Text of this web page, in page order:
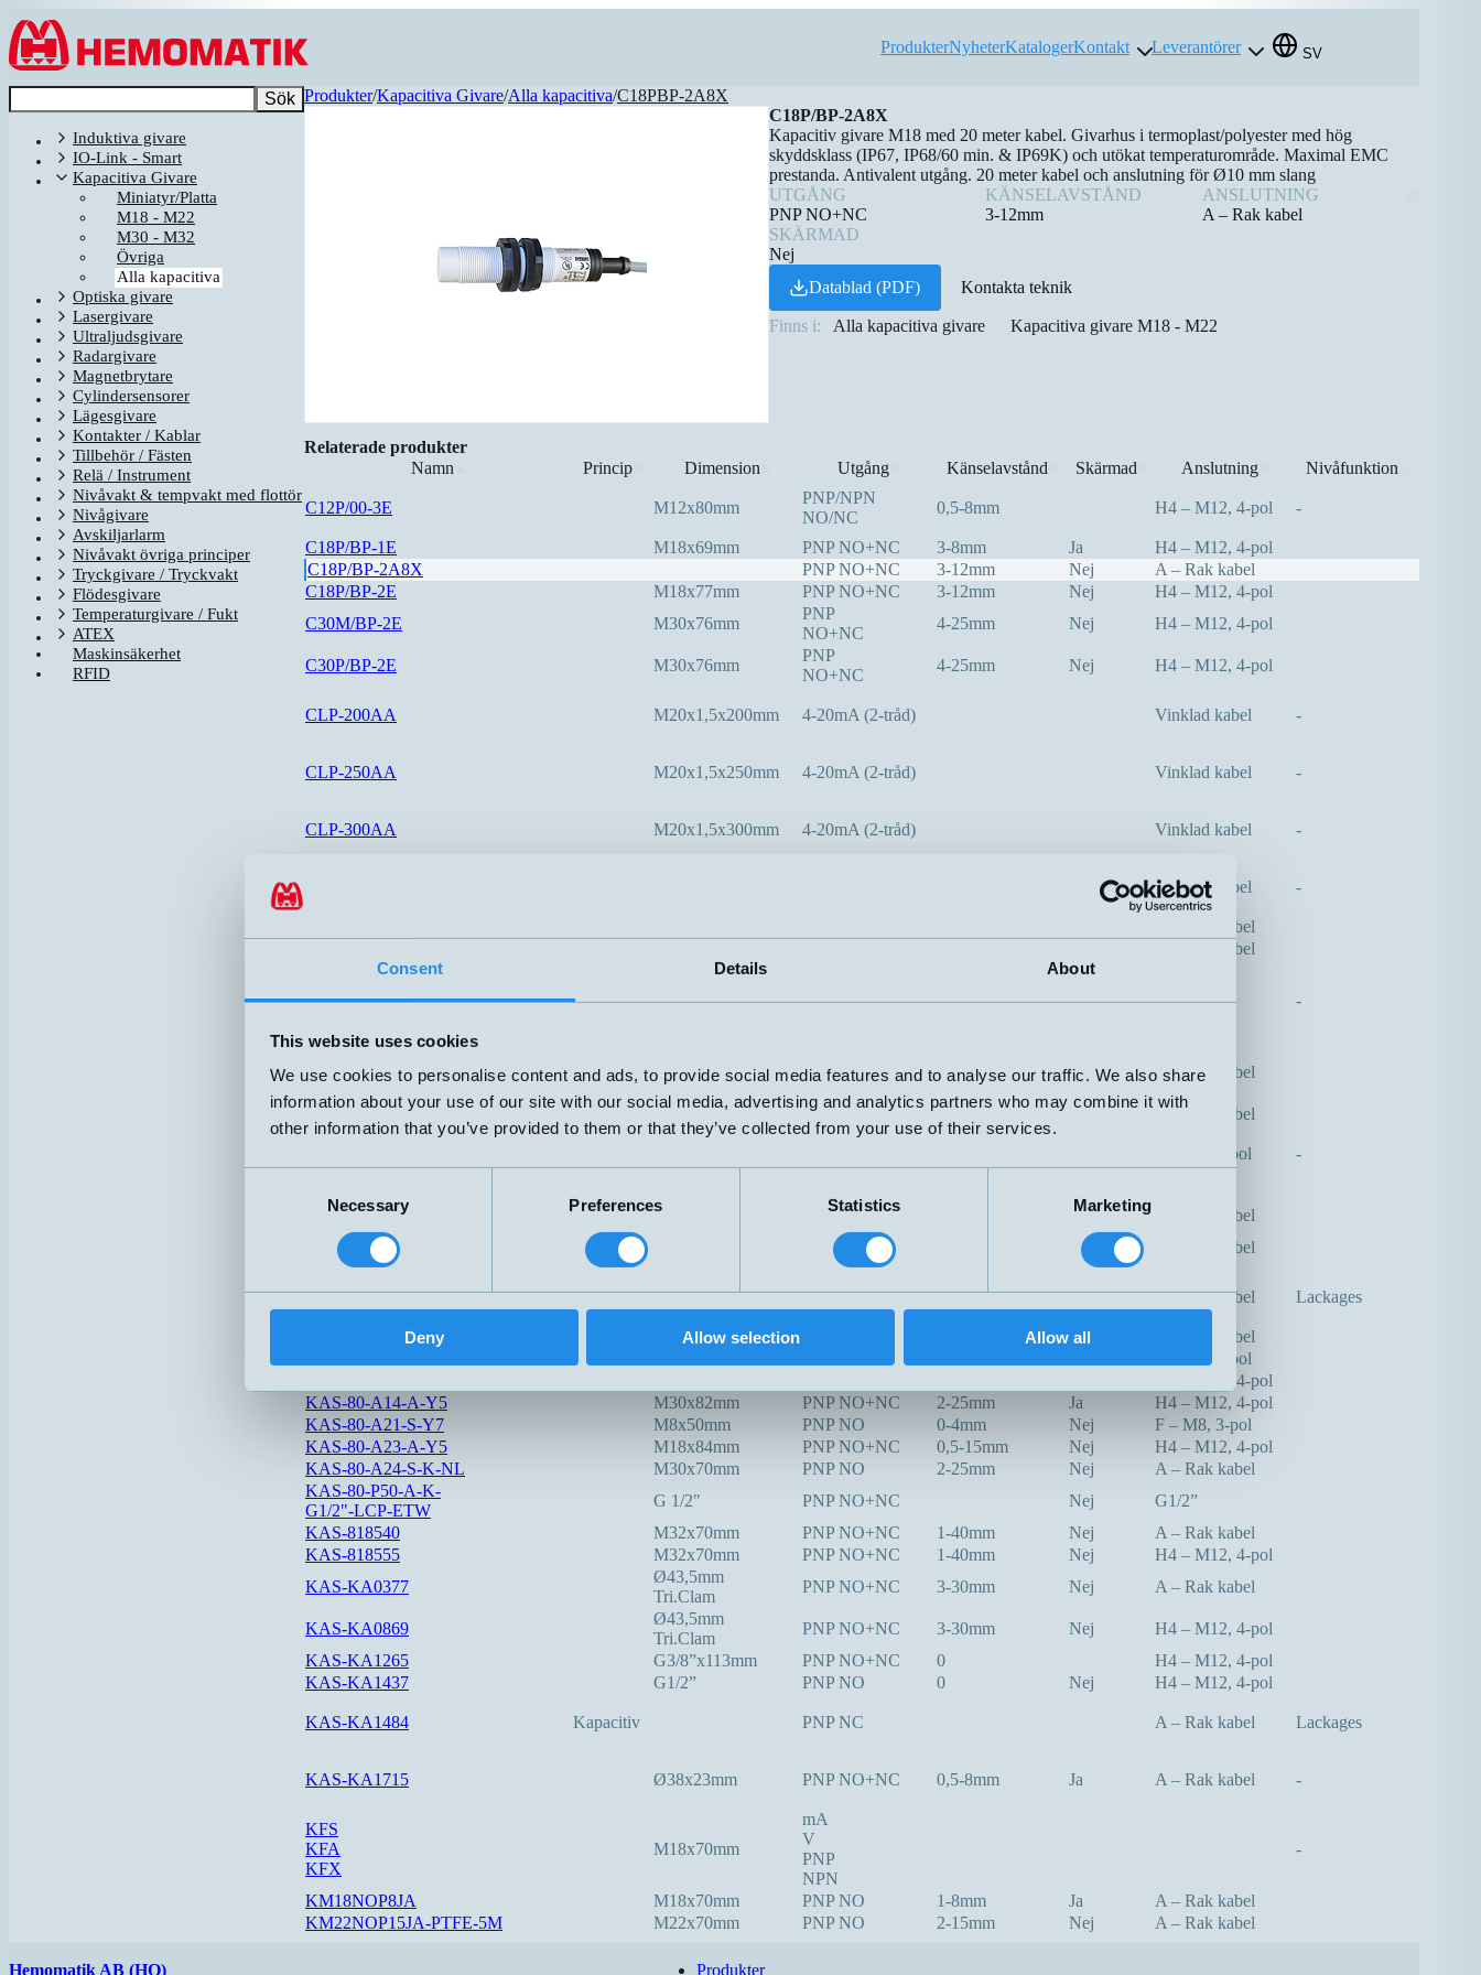
Consent Details About
This website uses cookies
We use cookies to personalise content and ads, to provide social media features and to analyse our traffic. We also share
information about your use of our site with our social media, advertising and analytics partners who may combine it with
other information that you’ve provided to them or that they’ve collected from your use of their services.
Necessary Preferences Statistics Marketing
Deny Allow selection Allow all
Hoppa till innehållet
ProdukterNyheterKatalogerKontakt Leverantörer SV
Sök
Induktiva givare
IO-Link - Smart
Kapacitiva Givare
Miniatyr/Platta
M18 - M22
M30 - M32
Övriga
Alla kapacitiva
Optiska givare
Lasergivare
Ultraljudsgivare
Radargivare
Magnetbrytare
Cylindersensorer
Lägesgivare
Kontakter / Kablar
Tillbehör / Fästen
Relä / Instrument
Nivåvakt & tempvakt med flottör
Nivågivare
Avskiljarlarm
Nivåvakt övriga principer
Tryckgivare / Tryckvakt
Flödesgivare
Temperaturgivare / Fukt
ATEX
Maskinsäkerhet
RFID
Produkter/Kapacitiva Givare/Alla kapacitiva/C18PBP-2A8X
C18P/BP-2A8X
Kapacitiv givare M18 med 20 meter kabel. Givarhus i termoplast/polyester med hög
skyddsklass (IP67, IP68/60 min. & IP69K) och utökat temperaturområde. Maximal EMC
prestanda. Antivalent utgång. 20 meter kabel och anslutning för Ø10 mm slang
UTGÅNG
PNP NO+NC
KÄNSELAVSTÅND
3-12mm
ANSLUTNING
A – Rak kabel
SKÄRMAD
Nej
Datablad (PDF)
Kontakta teknik
Finns i: Alla kapacitiva givare Kapacitiva givare M18 - M22
Relaterade produkter
Namn
Princip⇅ Dimension Utgång Känselavstånd Skärmad Anslutning⇅ Nivåfunktion
C12P/00-3E M12x80mm
PNP/NPN
NO/NC
0,5-8mm H4 – M12, 4-pol -
C18P/BP-1E M18x69mm PNP NO+NC 3-8mm Ja
H4 – M12, 4-pol
C18P/BP-2A8X
PNP NO+NC 3-12mm Nej
A – Rak kabel
C18P/BP-2E
M18x77mm PNP NO+NC 3-12mm Nej
H4 – M12, 4-pol
C30M/BP-2E
M30x76mm
PNP
NO+NC
4-25mm Nej H4 – M12, 4-pol
C30P/BP-2E M30x76mm
PNP
NO+NC
4-25mm Nej H4 – M12, 4-pol
CLP-200AA M20x1,5x200mm 4-20mA (2-tråd) Vinklad kabel -
CLP-250AA M20x1,5x250mm 4-20mA (2-tråd) Vinklad kabel -
CLP-300AA M20x1,5x300mm 4-20mA (2-tråd) Vinklad kabel -
Vinklad kabel -
A – Rak kabel
A – Rak kabel
KFI
M18x70mm -
iDOL20-103275 69x100mm
20-280V
AC/DC
0-12mm Ja A – Rak kabel
iDOL27-105381 M30x117mm PNP NO+NC 0-20mm Nej A – Rak kabel
PNP/NPN
NO/NC
F – M8, 3-pol -
KAS-80-26-A-PTFE-1"-100C
G1"x113mm PNP NO+NC Nej
A – Rak kabel
KAS-80-26-A-PTFE-TRI-100C
PNP NO+NC Nej A – Rak kabel
KAS-80-30/EM-S-ETW Kapacitiv Ø30x14mm PNP NO 0-10mm Ja A – Rak kabel Lackages
KAS-80-35-A-M32-STEX M32x80mm Nej
A – Rak kabel
F – M8, 3-pol
H4 – M12, 4-pol
KAS-80-A14-A-Y5
M30x82mm PNP NO+NC 2-25mm Ja
H4 – M12, 4-pol
KAS-80-A21-S-Y7
M8x50mm PNP NO 0-4mm Nej
F – M8, 3-pol
KAS-80-A23-A-Y5
M18x84mm PNP NO+NC 0,5-15mm Nej
H4 – M12, 4-pol
KAS-80-A24-S-K-NL
M30x70mm PNP NO 2-25mm Nej
A – Rak kabel
KAS-80-P50-A-K-
G1/2"-LCP-ETW
G 1/2" PNP NO+NC Nej
G1/2”
KAS-818540
M32x70mm PNP NO+NC 1-40mm Nej
A – Rak kabel
KAS-818555
M32x70mm PNP NO+NC 1-40mm Nej
H4 – M12, 4-pol
KAS-KA0377
Ø43,5mm
Tri.Clam
PNP NO+NC 3-30mm Nej A – Rak kabel
KAS-KA0869
Ø43,5mm
Tri.Clam
PNP NO+NC 3-30mm Nej
H4 – M12, 4-pol
KAS-KA1265
G3/8”x113mm PNP NO+NC 0
H4 – M12, 4-pol
KAS-KA1437
G1/2” PNP NO 0 Nej H4 – M12, 4-pol
KAS-KA1484 Kapacitiv PNP NC A – Rak kabel Lackages
KAS-KA1715 Ø38x23mm PNP NO+NC 0,5-8mm Ja A – Rak kabel -
KFS
KFA
KFX
M18x70mm
mA
V
PNP
NPN
-
KM18NOP8JA M18x70mm PNP NO 1-8mm Ja
A – Rak kabel
KM22NOP15JA-PTFE-5M
M22x70mm PNP NO 2-15mm Nej A – Rak kabel
Hemomatik AB (HQ) Produkter